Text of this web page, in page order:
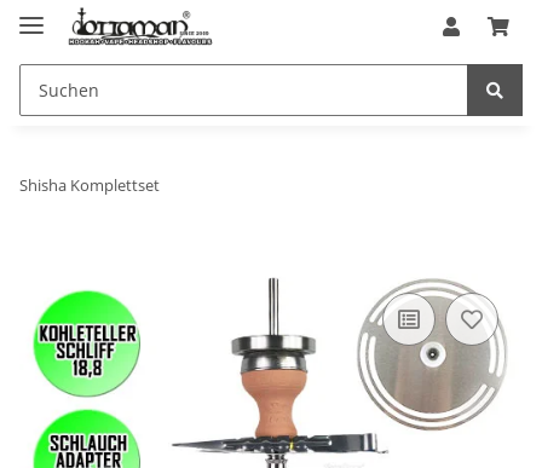
Shisha Komplettset